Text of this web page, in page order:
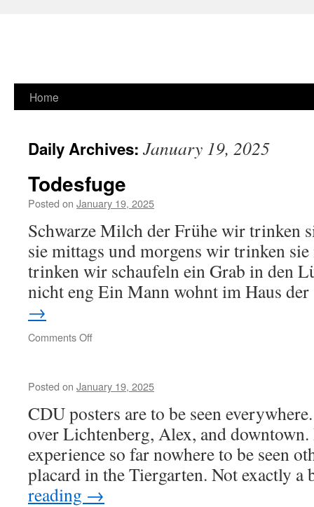
Skip
content
Home
Daily Archives: January 19, 2025
Todesfuge
Posted on January 19, 2025
Schwarze Milch der Frühe wir trinken
sie mittags und morgens wir trinken
trinken wir schaufeln ein Grab in den
nicht eng Ein Mann wohnt im Haus
→
Comments Offon
Posted on January 19, 2025
CDU posters are to be seen
over Lichtenberg, Alex, and
experience so far nowhere to be seen
placard in the Tiergarten. Not exactly
reading →